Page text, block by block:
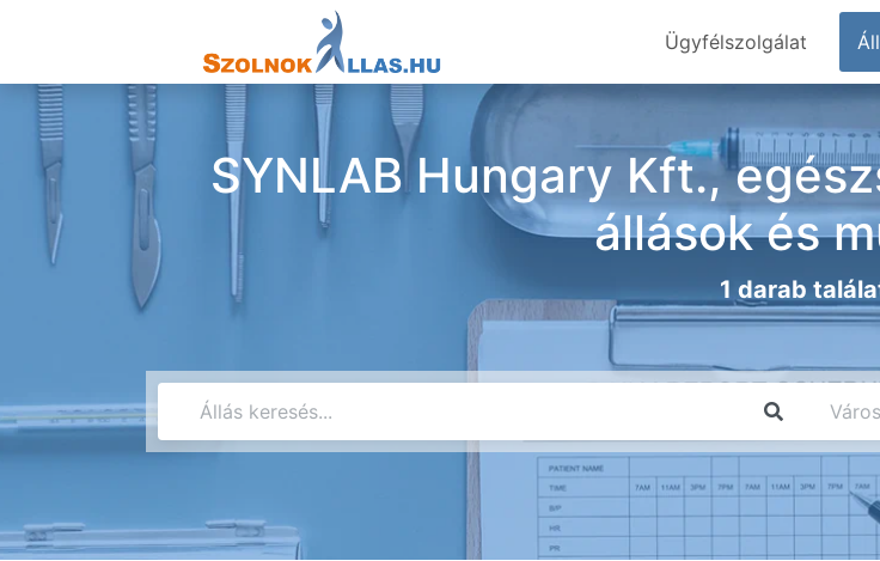
Ügyfélszolgálat
SYNLAB Hungary Kft.,
állások és
1 darab